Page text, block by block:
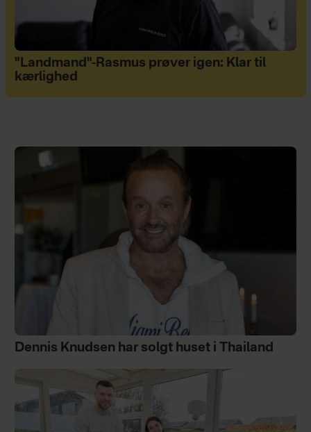
"Landmand"-Rasmus prøver igen: Klar til
kærlighed
Dennis Knudsen har solgt huset i Thailand